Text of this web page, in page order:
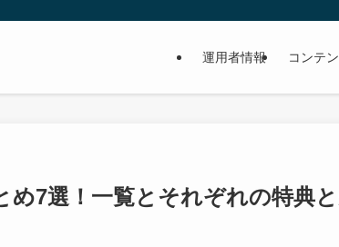
運用者情報 コンテ
7選！一覧とそれぞれの特典